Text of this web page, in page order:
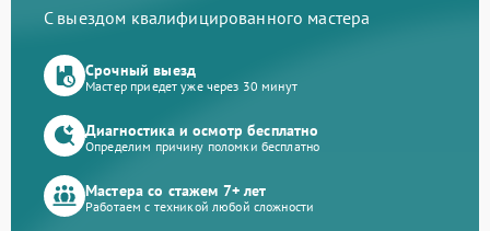
С выездом квалифицированного мастера
Срочный выезд
Мастер приедет уже через 30 минут
Диагностика и осмотр бесплатно
Определим причину поломки бесплатно
Мастера со стажем 7+ лет
Работаем с техникой любой сложности